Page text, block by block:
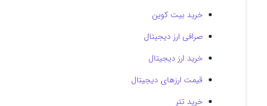
خرید بیت کوین
صرافی ارز دیجیتال
خرید ارز دیجیتال
قیمت ارزهای دیجیتال
خرید تتر